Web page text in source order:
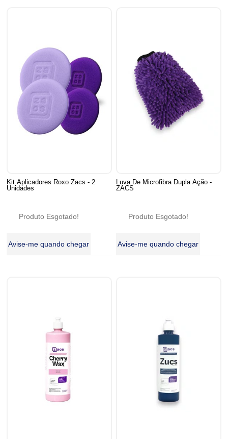
Kit Aplicadores Roxo Zacs - 2
Unidades
Produto Esgotado!
Avise-me quando chegar
Luva De Microfibra Dupla Ação -
ZACS
Produto Esgotado!
Avise-me quando chegar